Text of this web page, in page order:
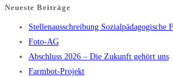
close
search
Neueste Beiträge
Stellenausschreibung Sozialpädagogische
Foto-AG
Abschluss 2026 – Die Zukunft gehört uns
Farmbot-Projekt